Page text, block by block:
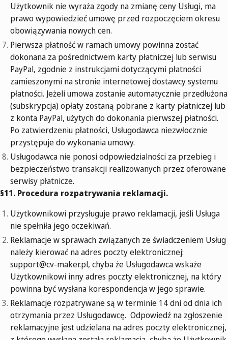
Użytkownik nie wyraża zgody na zmianę ceny Usługi, ma
prawo wypowiedzieć umowę przed rozpoczęciem okresu
obowiązywania nowych cen.
Pierwsza płatność w ramach umowy powinna zostać
dokonana za pośrednictwem karty płatniczej lub serwisu
PayPal, zgodnie z instrukcjami dotyczącymi płatności
zamieszonymi na stronie internetowej dostawcy systemu
płatności. Jeżeli umowa zostanie automatycznie przedłużona
(subskrypcja) opłaty zostaną pobrane z karty płatniczej lub
z konta PayPal, użytych do dokonania pierwszej płatności.
Po zatwierdzeniu płatności, Usługodawca niezwłocznie
przystępuje do wykonania umowy.
Usługodawca nie ponosi odpowiedzialności za przebieg i
bezpieczeństwo transakcji realizowanych przez oferowane
serwisy płatnicze.
§11. Procedura rozpatrywania reklamacji.
Użytkownikowi przysługuje prawo reklamacji, jeśli Usługa
nie spełniła jego oczekiwań.
Reklamacje w sprawach związanych ze świadczeniem Usług
należy kierować na adres poczty elektronicznej:
support@cv-maker.pl, chyba że Usługodawca wskaże
Użytkownikowi inny adres poczty elektronicznej, na który
powinna być wysłana korespondencja w jego sprawie.
Reklamacje rozpatrywane są w terminie 14 dni od dnia ich
otrzymania przez Usługodawcę. Odpowiedź na zgłoszenie
reklamacyjne jest udzielana na adres poczty elektronicznej,